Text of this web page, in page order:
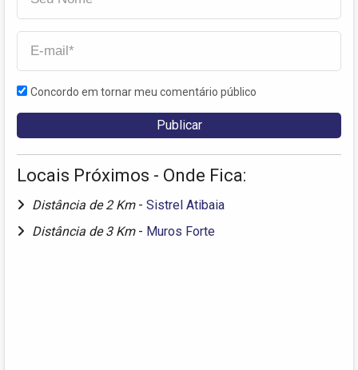
Concordo em tornar meu comentário público
Locais Próximos - Onde Fica:
Distância de 2 Km - Sistrel Atibaia
Distância de 3 Km - Muros Forte